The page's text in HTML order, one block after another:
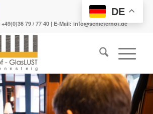
+49(0)36 79 / 77 40| E-Mail: info@schieferhof.de
DE